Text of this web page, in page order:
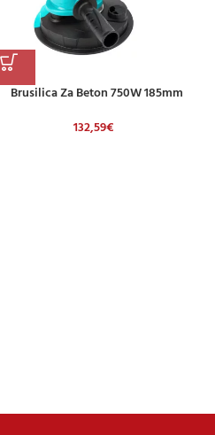
Brusilica Za Beton 750W 185mm
132,59€